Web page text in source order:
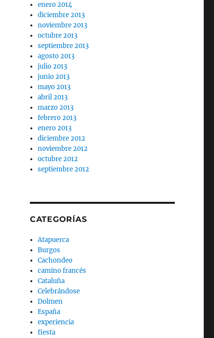
enero 2014
diciembre 2013
noviembre 2013
octubre 2013
septiembre 2013
agosto 2013
julio 2013
junio 2013
mayo 2013
abril 2013
marzo 2013
febrero 2013
enero 2013
diciembre 2012
noviembre 2012
octubre 2012
septiembre 2012
CATEGORÍAS
Atapuerca
Burgos
Cachondeo
camino francés
Cataluña
Celebrándose
Dolmen
España
experiencia
fiesta